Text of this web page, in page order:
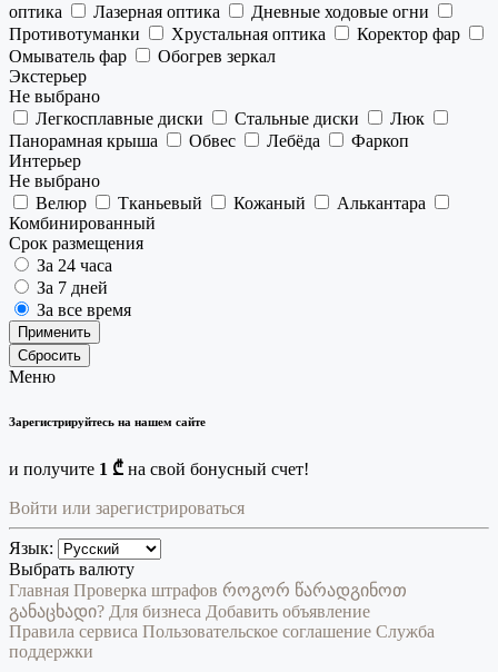
оптика
Лазерная оптика
Дневные ходовые огни
Противотуманки
Хрустальная оптика
Коректор фар
Омыватель фар
Обогрев зеркал
Экстерьер
Не выбрано
Легкосплавные диски
Стальные диски
Люк
Панорамная крыша
Обвес Лебёда
Фаркоп
Интерьер
Не выбрано
Велюр
Тканьевый Кожаный
Алькантара
Комбинированный
Срок размещения
За 24 часа
За 7 дней
За все время
Применить
Сбросить
Меню
Зарегистрируйтесь на нашем сайте
и получите 1 ₾ на свой бонусный счет!
Войти или зарегистрироваться
Язык:
Выбрать валюту
Главная Проверка штрафов როგორ წარადგინოთ
განაცხადი? Для бизнеса Добавить объявление
Правила сервиса Пользовательское соглашение Служба
поддержки